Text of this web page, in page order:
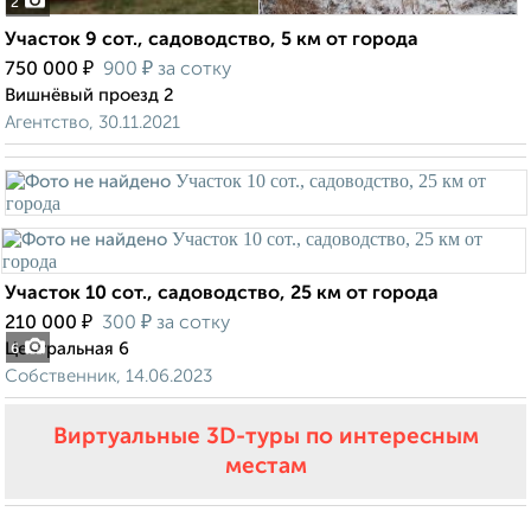
2
Участок 9 сот., садоводство, 5 км от города
750 000 ₽ 900 ₽ за сотку
Вишнёвый проезд 2
Агентство, 30.11.2021
6
Участок 10 сот., садоводство, 25 км от города
210 000 ₽ 300 ₽ за сотку
Центральная 6
Собственник, 14.06.2023
Виртуальные 3D-туры по интересным
местам